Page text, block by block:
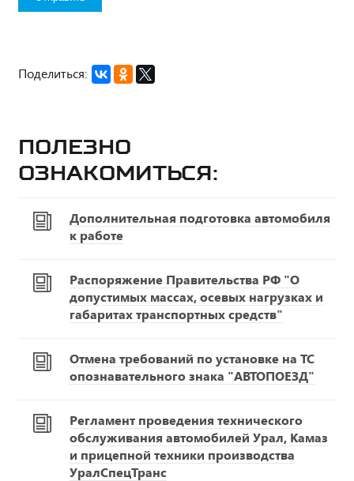
Поделиться:
Полезно
ознакомиться:
Дополнительная подготовка автомобиля
к работе
Распоряжение Правительства РФ "О
допустимых массах, осевых нагрузках и
габаритах транспортных средств"
Отмена требований по установке на ТС
опознавательного знака "АВТОПОЕЗД"
Регламент проведения технического
обслуживания автомобилей Урал, Камаз
и прицепной техники производства
УралСпецТранс